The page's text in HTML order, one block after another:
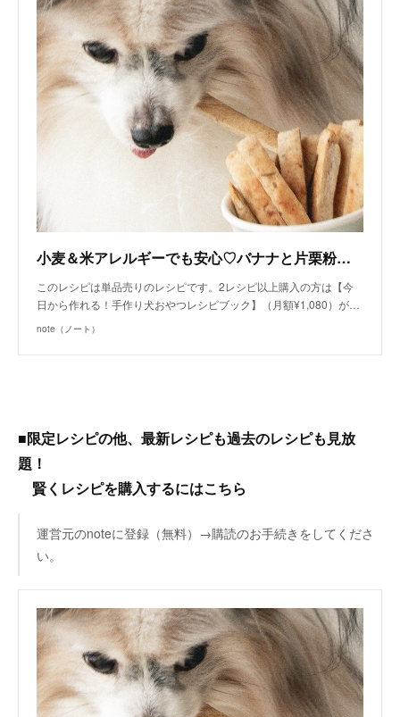
小麦＆米アレルギーでも安心♡バナナと片栗粉のスティッククッキー（手作り犬おやつレシピ）/単品購入｜いちかわあやこ（犬ごはん先生）｜note
このレシピは単品売りのレシピです。2レシピ以上購入の方は【今
日から作れる！手作り犬おやつレシピブック】（月額¥1,080）が…
note（ノート）
■限定レシピの他、最新レシピも過去のレシピも見放
題！
賢くレシピを購入するにはこちら
運営元のnoteに登録（無料）→購読のお手続きをしてくださ
い。